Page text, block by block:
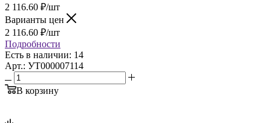
2 116.60 ₽/шт
Варианты цен
2 116.60 ₽/шт
Подробности
Есть в наличии: 14
Арт.: УТ000007114
В корзину